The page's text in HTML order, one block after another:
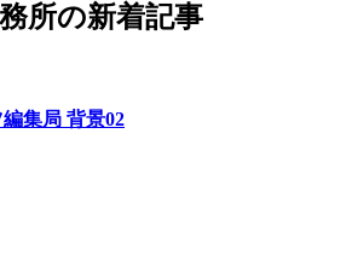
所の新着記事
集局 背景02